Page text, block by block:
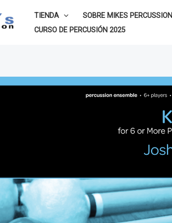
TIENDA SOBRE MIKES PERCUSSION
CURSO DE PERCUSIÓN 2025